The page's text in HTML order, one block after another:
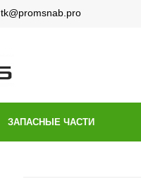
tk@promsnab.pro
ЗАПАСНЫЕ ЧАСТИ